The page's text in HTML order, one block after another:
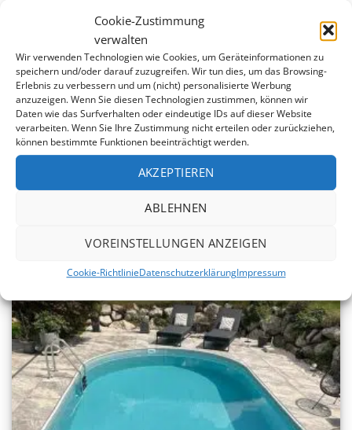
Cookie-Zustimmung
verwalten
Wir verwenden Technologien wie Cookies, um Geräteinformationen zu
speichern und/oder darauf zuzugreifen. Wir tun dies, um das Browsing-
Erlebnis zu verbessern und um (nicht) personalisierte Werbung
anzuzeigen. Wenn Sie diesen Technologien zustimmen, können wir
Daten wie das Surfverhalten oder eindeutige IDs auf dieser Website
verarbeiten. Wenn Sie Ihre Zustimmung nicht erteilen oder zurückziehen,
können bestimmte Funktionen beeinträchtigt werden.
AKZEPTIEREN
ABLEHNEN
VOREINSTELLUNGEN ANZEIGEN
Cookie-RichtlinieDatenschutzerklärungImpressum
STAHL­WAND­POOL OVAL 1228 x 600 x 135 cm